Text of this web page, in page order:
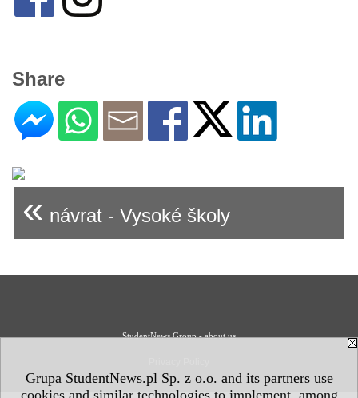
Grupa StudentNews.pl Sp. z o.o. and its partners use
cookies and similar technologies to implement, among
Share
« návrat - Vysoké školy
StudentNews Group - about us